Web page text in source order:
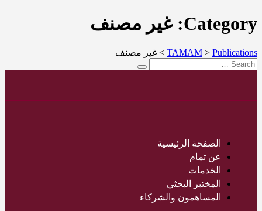
Category: غير مصنف
TAMAM > Publications
> غير مصنف
الصفحة الرئيسية
عن تمام
الخدمات
المختبر البحثي
المساهمون والشركاء